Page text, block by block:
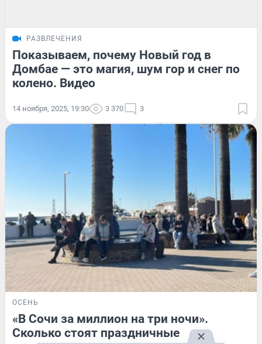
РАЗВЛЕЧЕНИЯ
Показываем, почему Новый год в
Домбае — это магия, шум гор и снег по
колено. Видео
14 ноября, 2025, 19:30 3 370 3
ОСЕНЬ
«В Сочи за миллион на три ночи».
Сколько стоят праздничные